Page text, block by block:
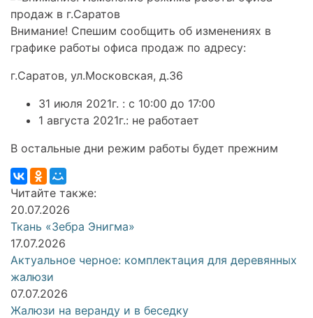
Внимание! Спешим сообщить об изменениях в
графике работы офиса продаж по адресу:
г.Саратов, ул.Московская, д.36
31 июля 2021г. : с 10:00 до 17:00
1 августа 2021г.: не работает
В остальные дни режим работы будет прежним
Читайте также:
20.07.2026
Ткань «Зебра Энигма»
17.07.2026
Актуальное черное: комплектация для деревянных
жалюзи
07.07.2026
Жалюзи на веранду и в беседку